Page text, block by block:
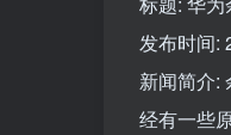
发布时间:
新闻简介:
经有一些